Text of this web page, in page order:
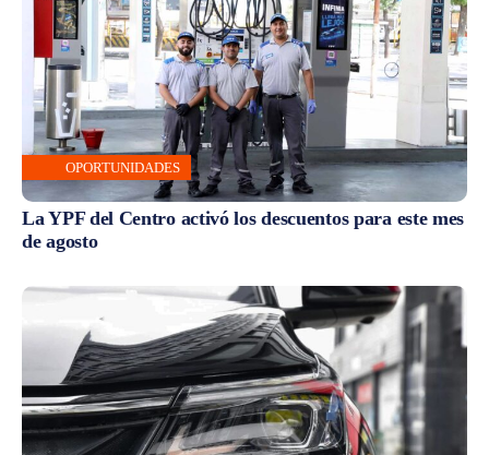
OPORTUNIDADES
La YPF del Centro activó los descuentos para este mes
de agosto